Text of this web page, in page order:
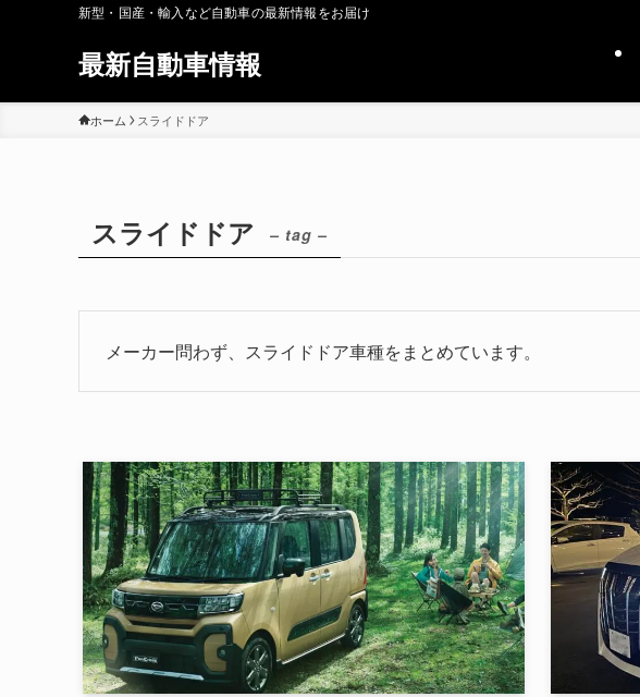
新型・国産・輸入など自動車の最新情報をお届け
最新自動車情報
ホーム スライドドア
スライドドア – tag –
メーカー問わず、スライドドア車種をまとめています。